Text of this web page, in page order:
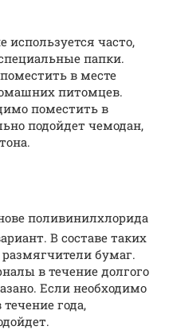
используется часто,
папки.
в месте
питомцев.
поместить в
подойдет чемодан,
поливинилхлорида
В составе таких
бумаг.
в течение долгого
Если необходимо
года,